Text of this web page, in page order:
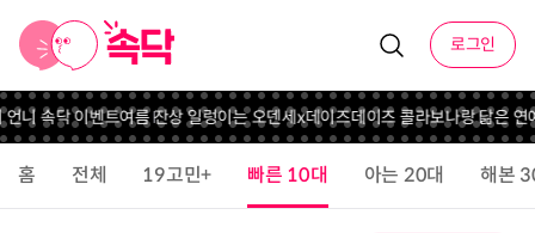
로그인
니 속닥 이벤트여름 잔상 일렁이는 오덴세x데이즈데이즈 콜라보나랑 닮은 연
홈 전체 19고민+ 빠른 10대 아는 20대 해본